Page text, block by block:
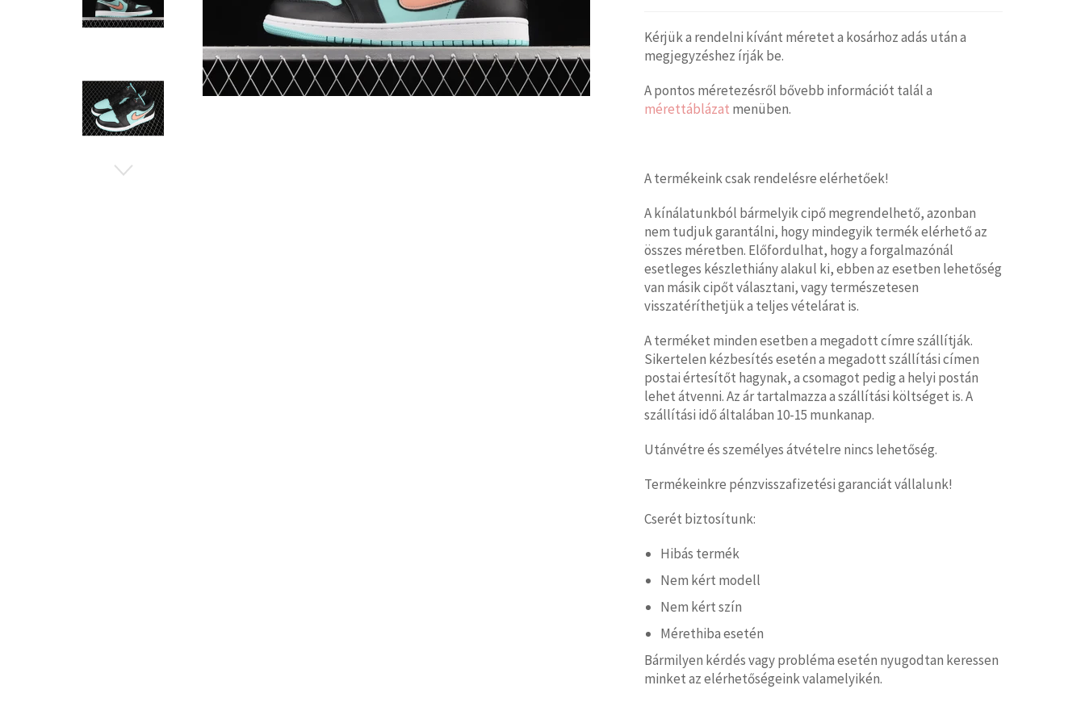
Kérjük a rendelni kívánt méretet a kosárhoz adás után a
megjegyzéshez írják be.
A pontos méretezésről bővebb információt talál a
mérettáblázat menüben.
A termékeink csak rendelésre elérhetőek!
A kínálatunkból bármelyik cipő megrendelhető, azonban
nem tudjuk garantálni, hogy mindegyik termék elérhető az
összes méretben. Előfordulhat, hogy a forgalmazónál
esetleges készlethiány alakul ki, ebben az esetben lehetőség
van másik cipőt választani, vagy természetesen
visszatéríthetjük a teljes vételárat is.
A terméket minden esetben a megadott címre szállítják.
Sikertelen kézbesítés esetén a megadott szállítási címen
postai értesítőt hagynak, a csomagot pedig a helyi postán
lehet átvenni. Az ár tartalmazza a szállítási költséget is. A
szállítási idő általában 10-15 munkanap.
Utánvétre és személyes átvételre nincs lehetőség.
Termékeinkre pénzvisszafizetési garanciát vállalunk!
Cserét biztosítunk:
Hibás termék
Nem kért modell
Nem kért szín
Mérethiba esetén
Bármilyen kérdés vagy probléma esetén nyugodtan keressen
minket az elérhetőségeink valamelyikén.